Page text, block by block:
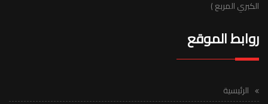
الكبري المربع )
روابط الموقع
الرئيسية